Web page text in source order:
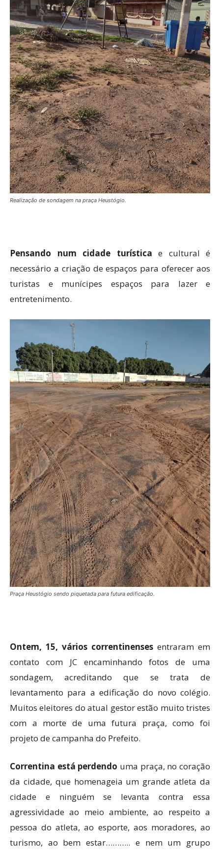
Realização de sondagem na praça Heustógio.
Pensando num cidade turística e cultural é
necessário a criação de espaços para oferecer aos
turistas e munícipes espaços para lazer e
entretenimento.
Praça Heustógio sendo piquetada para futura edificação.
Ontem, 15, vários correntinenses entraram em
contato com JC encaminhando fotos de uma
sondagem, acreditando que se trata de
levantamento para a edificação do novo colégio.
Muitos eleitores do atual gestor estão muito tristes
com a morte de uma futura praça, como foi
projeto de campanha do Prefeito.
Correntina está perdendo uma praça, no coração
da cidade, que homenageia um grande atleta da
cidade e ninguém se levanta contra essa
agressividade ao meio ambiente, ao respeito a
pessoa do atleta, ao esporte, aos moradores, ao
turismo, ao bem estar……….. e nem um grupo